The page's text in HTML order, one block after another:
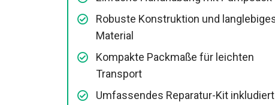
Robuste Konstruktion und
langlebiges Material
Kompakte Packmaße für leichten
Transport
Umfassendes Reparatur-Kit inkludiert